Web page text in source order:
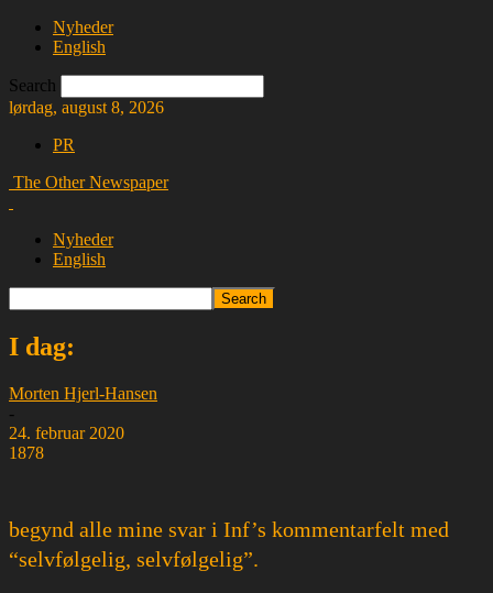
Nyheder
English
Search
lørdag, august 8, 2026
PR
The Other Newspaper
Nyheder
English
I dag:
Morten Hjerl-Hansen
-
24. februar 2020
1878
begynd alle mine svar i Inf’s kommentarfelt med
“selvfølgelig, selvfølgelig”.